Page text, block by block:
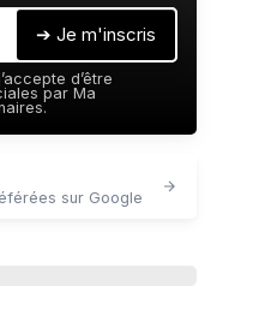
➔ Je m'inscris
d’être
par Ma
sur Google